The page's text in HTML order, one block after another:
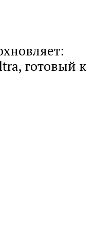
готовый к